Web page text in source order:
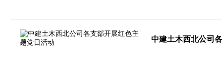
中建土木西北公司